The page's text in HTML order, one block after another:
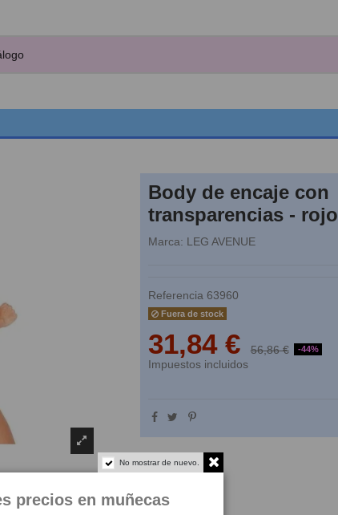
Body de encaje con
transparencias - rojo
Marca: LEG AVENUE
Referencia 63960
Fuera de stock
31,84 € 56,86 € -44%
Impuestos incluidos
No mostrar de nuevo.
precios en muñecas